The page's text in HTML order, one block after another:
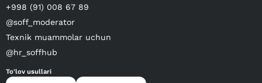
+998 (91) 008 67 89
@soff_moderator
Texnik muammolar uchun
@hr_soffhub
To'lov usullari